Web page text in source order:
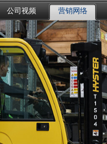
公司视频 营销网络